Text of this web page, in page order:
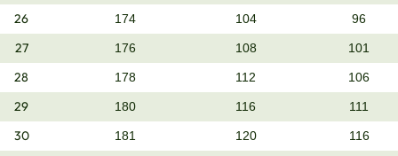
26 174 104 96
27 176 108 101
28 178 112 106
29 180 116 111
30 181 120 116